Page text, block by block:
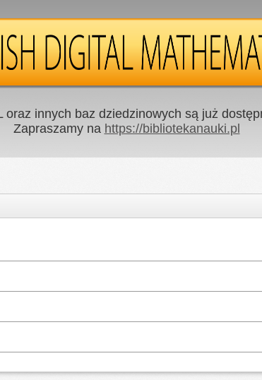
oraz innych baz dziedzinowych są już
Zapraszamy na https://bibliotekanauki.pl